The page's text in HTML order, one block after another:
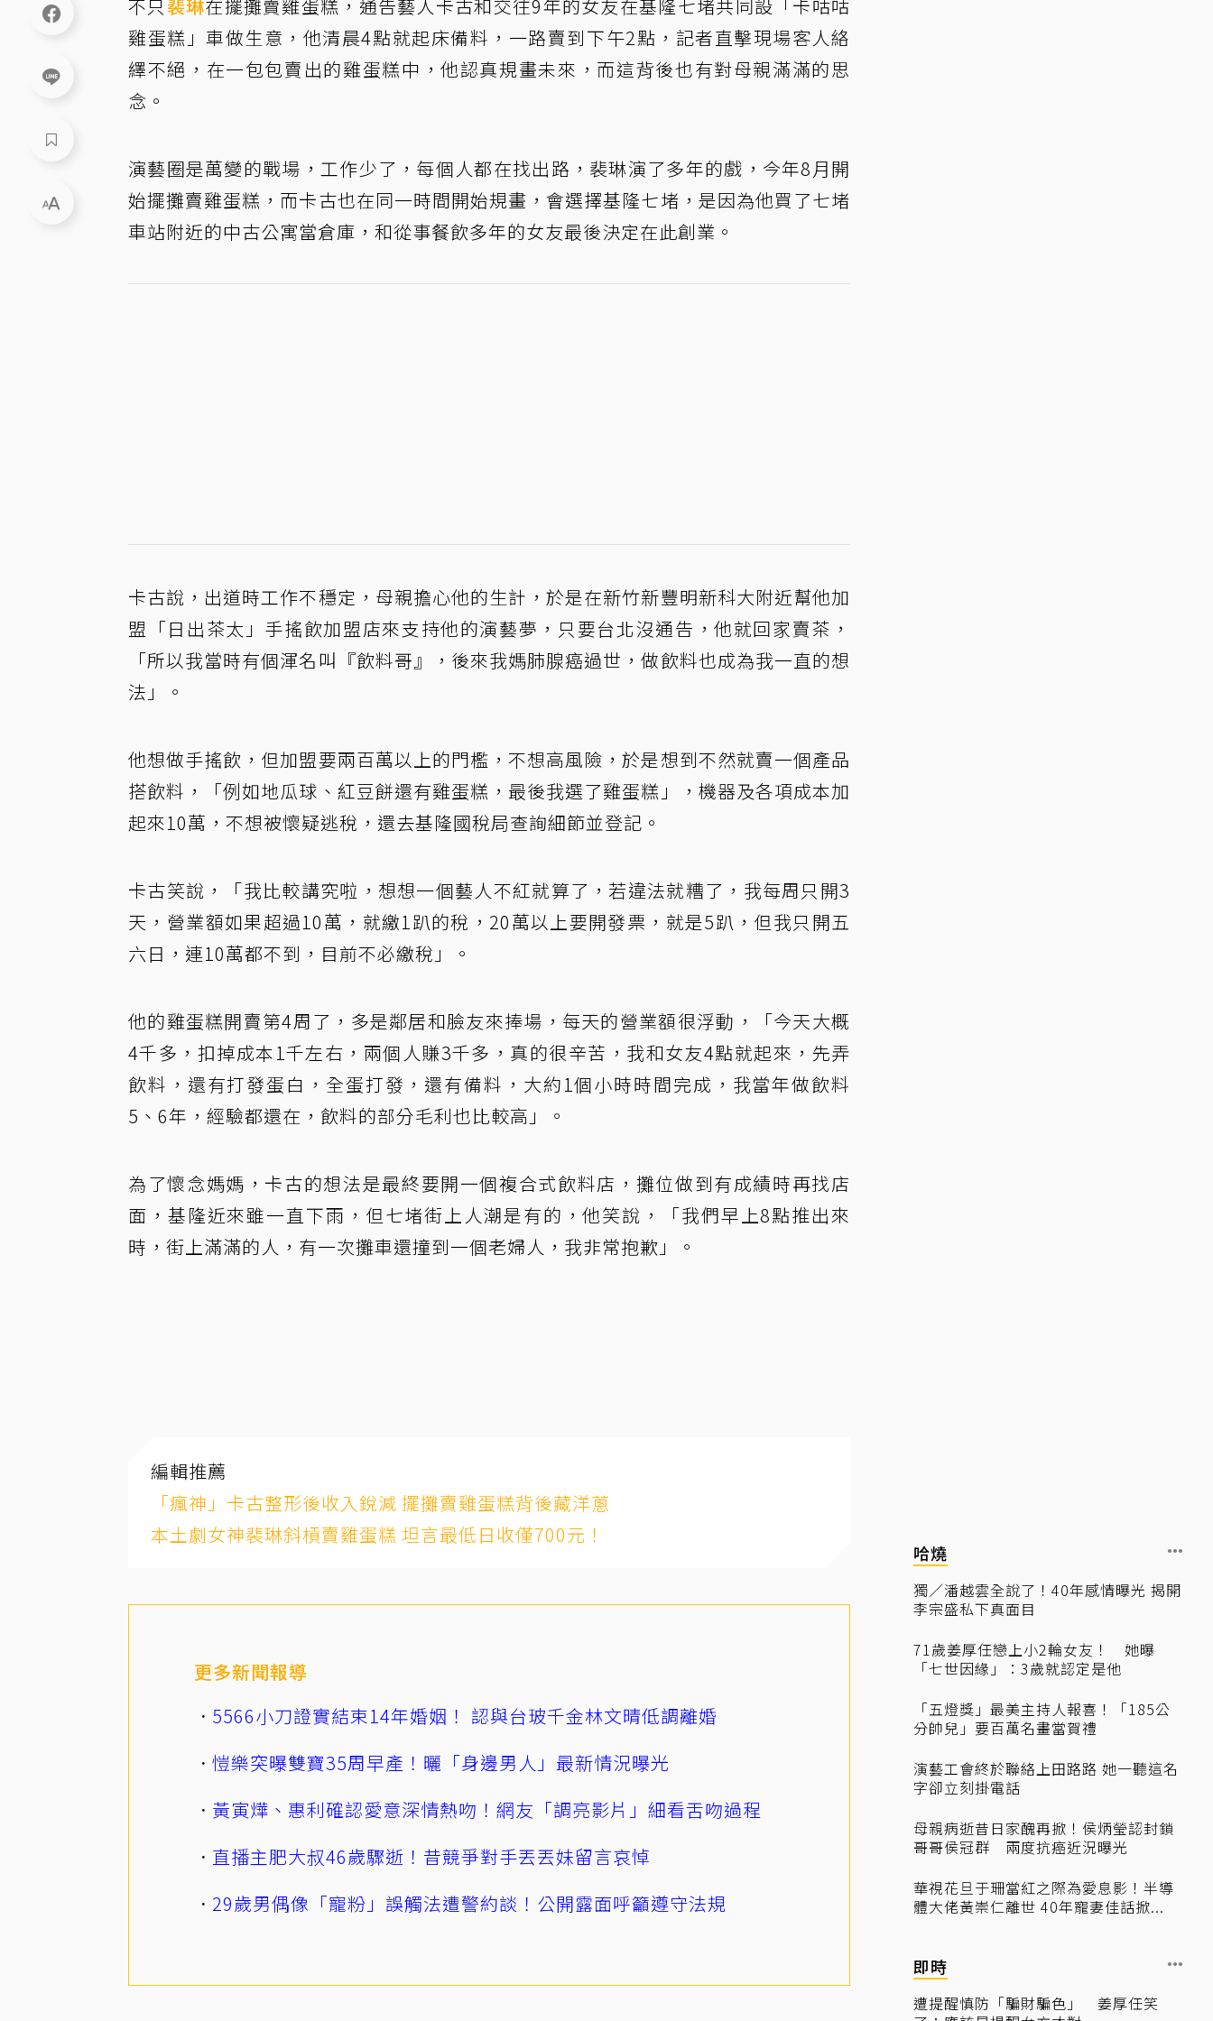
不只裴琳在擺攤賣雞蛋糕，通告藝人卡古和交往9年的女友在基隆七堵共同設「卡咕咕
雞蛋糕」車做生意，他清晨4點就起床備料，一路賣到下午2點，記者直擊現場客人絡
繹不絕，在一包包賣出的雞蛋糕中，他認真規畫未來，而這背後也有對母親滿滿的思
念。
演藝圈是萬變的戰場，工作少了，每個人都在找出路，裴琳演了多年的戲，今年8月開
始擺攤賣雞蛋糕，而卡古也在同一時間開始規畫，會選擇基隆七堵，是因為他買了七堵
車站附近的中古公寓當倉庫，和從事餐飲多年的女友最後決定在此創業。
卡古說，出道時工作不穩定，母親擔心他的生計，於是在新竹新豐明新科大附近幫他加
盟「日出茶太」手搖飲加盟店來支持他的演藝夢，只要台北沒通告，他就回家賣茶，
「所以我當時有個渾名叫『飲料哥』，後來我媽肺腺癌過世，做飲料也成為我一直的想
法」。
他想做手搖飲，但加盟要兩百萬以上的門檻，不想高風險，於是想到不然就賣一個產品
搭飲料，「例如地瓜球、紅豆餅還有雞蛋糕，最後我選了雞蛋糕」，機器及各項成本加
起來10萬，不想被懷疑逃稅，還去基隆國稅局查詢細節並登記。
卡古笑說，「我比較講究啦，想想一個藝人不紅就算了，若違法就糟了，我每周只開3
天，營業額如果超過10萬，就繳1趴的稅，20萬以上要開發票，就是5趴，但我只開五
六日，連10萬都不到，目前不必繳稅」。
他的雞蛋糕開賣第4周了，多是鄰居和臉友來捧場，每天的營業額很浮動，「今天大概
4千多，扣掉成本1千左右，兩個人賺3千多，真的很辛苦，我和女友4點就起來，先弄
飲料，還有打發蛋白，全蛋打發，還有備料，大約1個小時時間完成，我當年做飲料
5、6年，經驗都還在，飲料的部分毛利也比較高」。
為了懷念媽媽，卡古的想法是最終要開一個複合式飲料店，攤位做到有成績時再找店
面，基隆近來雖一直下雨，但七堵街上人潮是有的，他笑說，「我們早上8點推出來
時，街上滿滿的人，有一次攤車還撞到一個老婦人，我非常抱歉」。
編輯推薦
「瘋神」卡古整形後收入銳減 擺攤賣雞蛋糕背後藏洋蔥
本土劇女神裴琳斜槓賣雞蛋糕 坦言最低日收僅700元！
更多新聞報導
5566小刀證實結束14年婚姻！ 認與台玻千金林文晴低調離婚
愷樂突曝雙寶35周早產！曬「身邊男人」最新情況曝光
黃寅燁、惠利確認愛意深情熱吻！網友「調亮影片」細看舌吻過程
直播主肥大叔46歲驟逝！昔競爭對手丟丟妹留言哀悼
29歲男偶像「寵粉」誤觸法遭警約談！公開露面呼籲遵守法規
哈燒
獨／潘越雲全說了！40年感情曝光 揭開
李宗盛私下真面目
71歲姜厚任戀上小2輪女友！ 她曝
「七世因緣」：3歲就認定是他
「五燈獎」最美主持人報喜！「185公
分帥兒」要百萬名畫當賀禮
演藝工會終於聯絡上田路路 她一聽這名
字卻立刻掛電話
母親病逝昔日家醜再掀！侯炳瑩認封鎖
哥哥侯冠群 兩度抗癌近況曝光
華視花旦于珊當紅之際為愛息影！半導
體大佬黃崇仁離世 40年寵妻佳話掀...
即時
遭提醒慎防「騙財騙色」 姜厚任笑